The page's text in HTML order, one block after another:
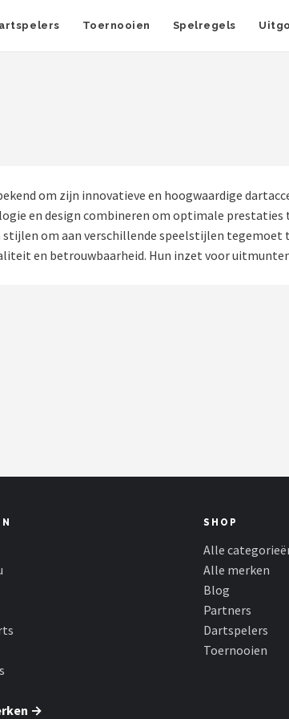
Toernooien Spelregels
om zijn innovatieve en hoogwaardige
en design combineren om optimale
om aan verschillende speelstijlen
en betrouwbaarheid. Hun inzet voor
→
SHOP
Alle
Alle merken
Blog
Partners
Dartspelers
Toernooien